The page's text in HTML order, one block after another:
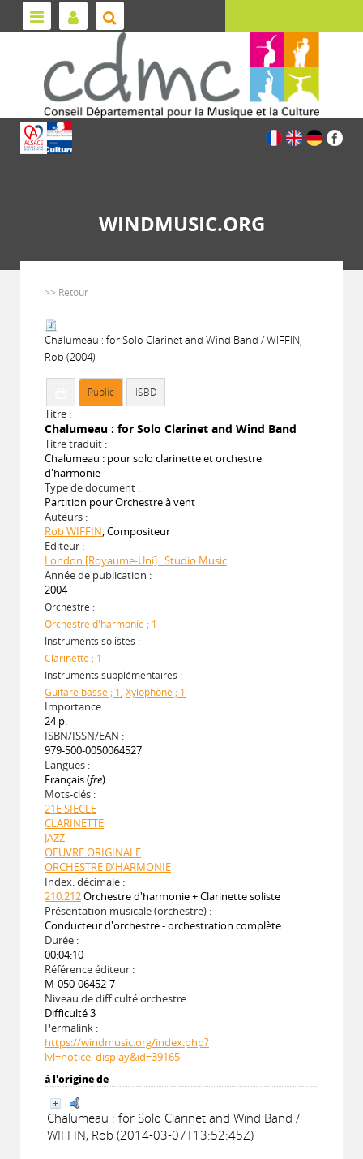
WINDMUSIC.ORG
>> Retour
Chalumeau : for Solo Clarinet and Wind Band / WIFFIN,
Rob (2004)
Public ISBD
Titre :
Chalumeau : for Solo Clarinet and Wind Band
Titre traduit :
Chalumeau : pour solo clarinette et orchestre
d'harmonie
Type de document :
Partition pour Orchestre à vent
Auteurs :
Rob WIFFIN, Compositeur
Editeur :
London [Royaume-Uni] : Studio Music
Année de publication :
2004
Orchestre :
Orchestre d'harmonie ; 1
Instruments solistes :
Clarinette ; 1
Instruments supplémentaires :
Guitare basse ; 1, Xylophone ; 1
Importance :
24 p.
ISBN/ISSN/EAN :
979-500-0050064527
Langues :
Français (fre)
Mots-clés :
21E SIECLE
CLARINETTE
JAZZ
OEUVRE ORIGINALE
ORCHESTRE D'HARMONIE
Index. décimale :
210.212Orchestre d'harmonie + Clarinette soliste
Présentation musicale (orchestre) :
Conducteur d'orchestre - orchestration complète
Durée :
00:04:10
Référence éditeur :
M-050-06452-7
Niveau de difficulté orchestre :
Difficulté 3
Permalink :
https://windmusic.org/index.php?
lvl=notice_display&id=39165
à l'origine de
Chalumeau : for Solo Clarinet and Wind Band /
WIFFIN, Rob (2014-03-07T13:52:45Z)